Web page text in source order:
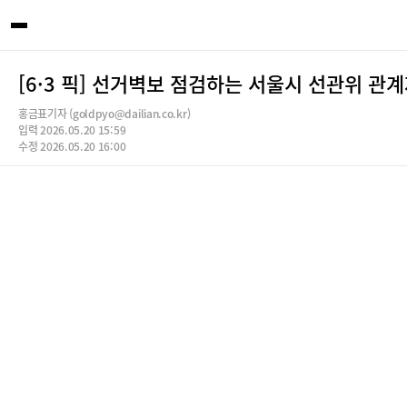
[6·3 픽] 선거벽보 점검하는 서울시 선관위 관
홍금표기자 (goldpyo@dailian.co.kr)
입력 2026.05.20 15:59
수정 2026.05.20 16:00